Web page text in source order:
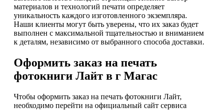
материалов и технологий печати определяет
уникальность каждого изготовленного экземпляра.
Наши клиенты могут быть уверены, что их заказ будет
выполнен с максимальной тщательностью и вниманием
к деталям, независимо от выбранного способа доставки.
Оформить заказ на печать
фотокниги Лайт в г Магас
Чтобы оформить заказ на печать фотокниги Лайт,
необходимо перейти на официальный сайт сервиса